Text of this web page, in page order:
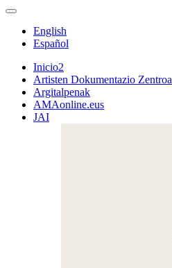
English
Español
Inicio2
Artisten Dokumentazio Zentroa
Argitalpenak
AMAonline.eus
JAI